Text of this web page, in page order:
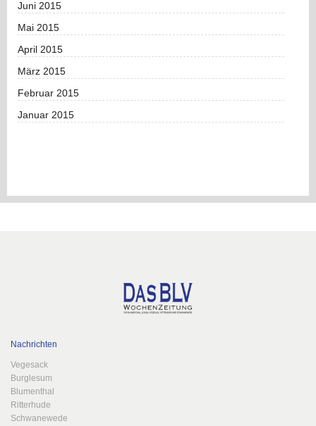
Juni 2015
Mai 2015
April 2015
März 2015
Februar 2015
Januar 2015
Nachrichten
Vegesack
Burglesum
Blumenthal
Ritterhude
Schwanewede